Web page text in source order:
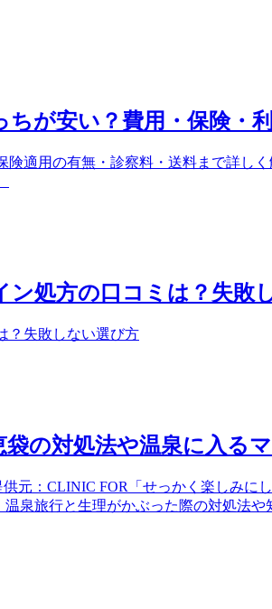
が安い？費用・保険・
適用の有無・診察料・送料まで詳し
処方の口コミは？失敗
？失敗しない選び方
の対処法や温泉に入る
元：CLINIC FOR「せっかく楽しみに
泉旅行と生理がかぶった際の対処法や